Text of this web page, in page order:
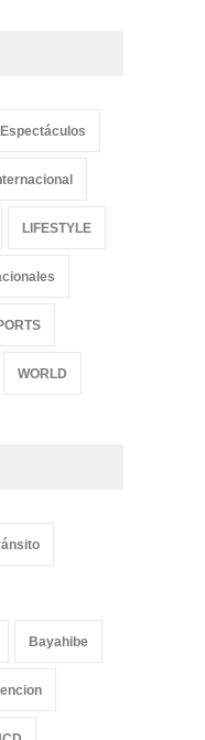
Espectáculos
LIFESTYLE
WORLD
Bayahibe